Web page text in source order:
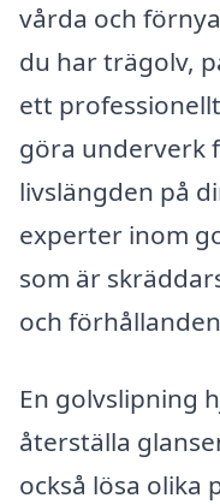
vårda och
du har trägolv,
ett
göra underverk
livslängden på
experter inom
som är
och
En golvslipning
återställa
också lösa olika